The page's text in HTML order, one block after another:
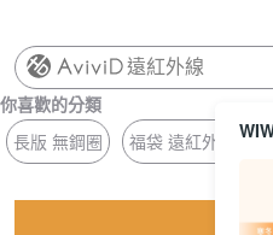
遠紅外線
你喜歡的分類
長版 無鋼圈
福袋 遠紅外線
猜